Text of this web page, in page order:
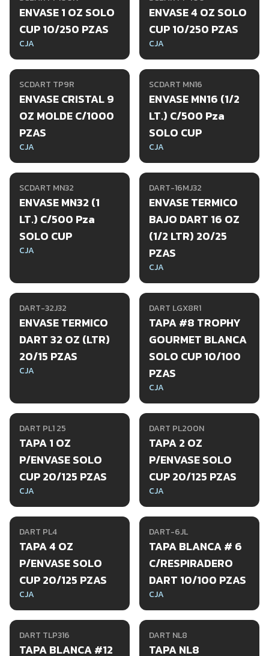
ENVASE 1 OZ SOLO
CUP 10/250 PZAS
CJA
ENVASE 4 OZ SOLO
CUP 10/250 PZAS
CJA
SCDART TP9R
ENVASE CRISTAL 9
OZ MOLDE C/1000
PZAS
CJA
SCDART MN16
ENVASE MN16 (1/2
LT.) C/500 Pza
SOLO CUP
CJA
SCDART MN32
ENVASE MN32 (1
LT.) C/500 Pza
SOLO CUP
CJA
DART-16MJ32
ENVASE TERMICO
BAJO DART 16 OZ
(1/2 LTR) 20/25
PZAS
CJA
DART-32J32
ENVASE TERMICO
DART 32 OZ (LTR)
20/15 PZAS
CJA
DART LGX8R1
TAPA #8 TROPHY
GOURMET BLANCA
SOLO CUP 10/100
PZAS
CJA
DART PL1 25
TAPA 1 OZ
P/ENVASE SOLO
CUP 20/125 PZAS
CJA
DART PL200N
TAPA 2 OZ
P/ENVASE SOLO
CUP 20/125 PZAS
CJA
DART PL4
TAPA 4 OZ
P/ENVASE SOLO
CUP 20/125 PZAS
CJA
DART-6JL
TAPA BLANCA # 6
C/RESPIRADERO
DART 10/100 PZAS
CJA
DART TLP316
TAPA BLANCA #12
DART NL8
TAPA NL8